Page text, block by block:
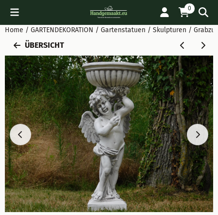
Cookie-Einstellungen verfügbar. Einstellungen wählen oder
0
Home / GARTENDEKORATION / Gartenstatuen / Skulpturen /
ÜBERSICHT